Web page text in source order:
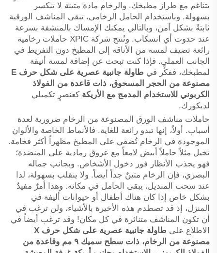
يتناغم مع طراز مطبخك. والرخام مادة متينة لا تنكسر
بسهولة. وباستخدام الحامل الرخامي، تبقى المناشف الورقية
ثابتةً بشكل آمن، وبالتالي يمكنك الإمساك بالمنشفة بسرعة
عند حدوث أي انسكاب. وتُنتج شركة XPIC حاملات رخامية
رائعة تضيف لمسة من الأناقة إلى المطبخ دون التفريط في
الجانب العملي. فإذا كنت تبحث عن إضافة لمسة أنيقة
لمطبخك، ففكِّر في
طاولة جانبية عصرية على شكل حرف E
مصنوعة من الحجر المسحوق، ذات قاعدة من الفولاذ
الكربوني للاستخدام المدمج مع الأريكة كعنصرٍ تكميلي
لديكورك.
حاملات مناشف الورق المصنوعة من الرخام ضرورية لعدة
أسباب. أولاً، إنها تبدو رائعة للغاية. فالأنماط الخاصة والألوان
الموجودة في الرخام تُضفي على المطبخ مظهراً أكثر فخامة.
تخيل مثلاً حاملاً أبيض لامعاً مع عروق رمادية على المنضدة؛
فهو يجذب الأنظار فور دخول الأشخاص. وبجانب جماله
البصري، فإن الرخام متينٌ جداً أيضاً. ولا ينقلب بسهولة، لذا
عند سحب المنديل، يبقى الحامل في مكانه. وهذا أمرٌ مفيدٌ
بشكل خاص إذا كان هناك أطفال أو حيوانات أليفة في
المنزل، إذ قد تصطدم هذه الأخيرة بالأشياء، ولن ترغب في
أن تكون المناشف متناثرة في كل مكان! وقد ترغب أيضاً في
الاطلاع على
طاولة جانبية عصرية على شكل حرف X
مصنوعة من الرخام، ذات سطح سميك ٩ مم وقاعدة من